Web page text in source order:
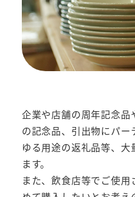
企業や店舗の周年記念
の記念品、引出物にパー
ゆる用途の返礼品等、大
ます。
また、飲食店等でご使